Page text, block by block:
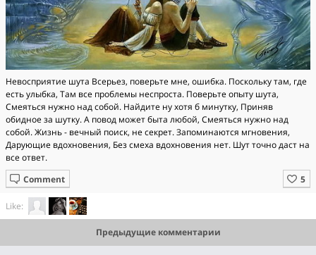
Невосприятие шута Всерьез, поверьте мне, ошибка. Поскольку там, где
есть улыбка, Там все проблемы неспроста. Поверьте опыту шута,
Смеяться нужно над собой. Найдите ну хотя б минутку, Приняв
обидное за шутку. А повод может быта любой, Смеяться нужно над
собой. Жизнь - вечный поиск, не секрет. Запоминаются мгновения,
Дарующие вдохновения, Без смеха вдохновения нет. Шут точно даст на
все ответ.
Comment
Like:
Предыдущие комментарии